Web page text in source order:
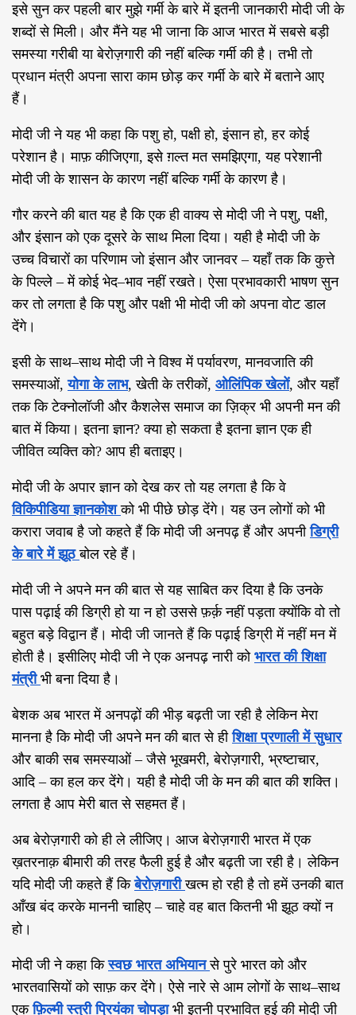
इसे सुन कर पहली बार मुझे गर्मी के बारे में इतनी जानकारी मोदी जी के
शब्दों से मिली। और मैंने यह भी जाना कि आज भारत में सबसे बड़ी
समस्या गरीबी या बेरोज़गारी की नहीं बल्कि गर्मी की है। तभी तो
प्रधान मंत्री अपना सारा काम छोड़ कर गर्मी के बारे में बताने आए
हैं।
मोदी जी ने यह भी कहा कि पशु हो,पक्षी हो,इंसान हो,हर कोई
परेशान है। माफ़ कीजिएगा,इसे ग़ल्त मत समझिएगा,यह परेशानी
मोदी जी के शासन के कारण नहीं बल्कि गर्मी के कारण है।
गौर करने की बात यह है कि एक ही वाक्य से मोदी जी ने पशु,पक्षी,
और इंसान को एक दूसरे के साथ मिला दिया। यही है मोदी जी के
उच्च विचारों का परिणाम जो इंसान और जानवर–यहाँ तक कि कुत्ते
के पिल्ले–में कोई भेद–भाव नहीं रखते। ऐसा प्रभावकारी भाषण सुन
कर तो लगता है कि पशु और पक्षी भी मोदी जी को अपना वोट डाल
देंगे।
इसी के साथ–साथ मोदी जी ने विश्व में पर्यावरण,मानवजाति की
समस्याओं,योगा के लाभ,खेती के तरीकों, ओलिंपिक खेलों, और यहाँ
तक कि टेक्नोलॉजी और कैशलेस समाज का ज़िक्र भी अपनी मन की
बात में किया। इतना ज्ञान?क्या हो सकता है इतना ज्ञान एक ही
जीवित व्यक्ति को? आप ही बताइए।
मोदी जी के अपार ज्ञान को देख कर तो यह लगता है कि वे
विकिपीडिया ज्ञानकोशको भी पीछे छोड़ देंगे। यह उन लोगों को भी
करारा जवाब है जो कहते हैं कि मोदी जी अनपढ़ हैं और अपनीडिग्री
के बारे में झूठबोल रहे हैं।
मोदी जी ने अपने मन की बात से यह साबित कर दिया है कि उनके
पास पढ़ाई की डिग्री हो या न हो उससे फ़र्क़ नहीं पड़ता क्योंकि वो तो
बहुत बड़े विद्वान हैं। मोदी जी जानते हैं कि पढ़ाई डिग्री में नहीं मन में
होती है। इसीलिए मोदी जी ने एक अनपढ़ नारी को भारत की शिक्षा
मंत्री भी बना दिया है।
बेशक अब भारत में अनपढ़ों की भीड़ बढ़ती जा रही है लेकिन मेरा
मानना है कि मोदी जी अपने मन की बात से हीशिक्षा प्रणाली में सुधार
और बाकी सब समस्याओं–जैसे भूखमरी,बेरोज़गारी, भ्रष्टाचार,
आदि–का हल कर देंगे। यही है मोदी जी के मन की बात की शक्ति।
लगता है आप मेरी बात से सहमत हैं।
अब बेरोज़गारी को ही ले लीजिए। आज बेरोज़गारी भारत में एक
ख़तरनाक़ बीमारी की तरह फैली हुई है और बढ़ती जा रही है। लेकिन
यदि मोदी जी कहते हैं किबेरोज़गारीखत्म हो रही है तो हमें उनकी बात
आँख बंद करके माननी चाहिए–चाहे वह बात कितनी भी झूठ क्यों न
हो।
मोदी जी ने कहा किस्वछ भारत अभियानसे पुरे भारत को और
भारतवासियों को साफ़ कर देंगे। ऐसे नारे से आम लोगों के साथ–साथ
एकफ़िल्मी स्त्री प्रियंका चोपड़ा भी इतनी प्रभावित हुई की मोदी जी